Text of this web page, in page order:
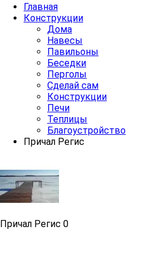
Главная
Конструкции
Дома
Навесы
Павильоны
Беседки
Перголы
Сделай сам
Конструкции
Печи
Теплицы
Благоустройство
Причал Регис
Причал Регис 0